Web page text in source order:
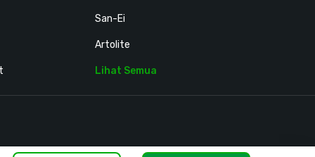
San-Ei
Artolite
Lihat Semua